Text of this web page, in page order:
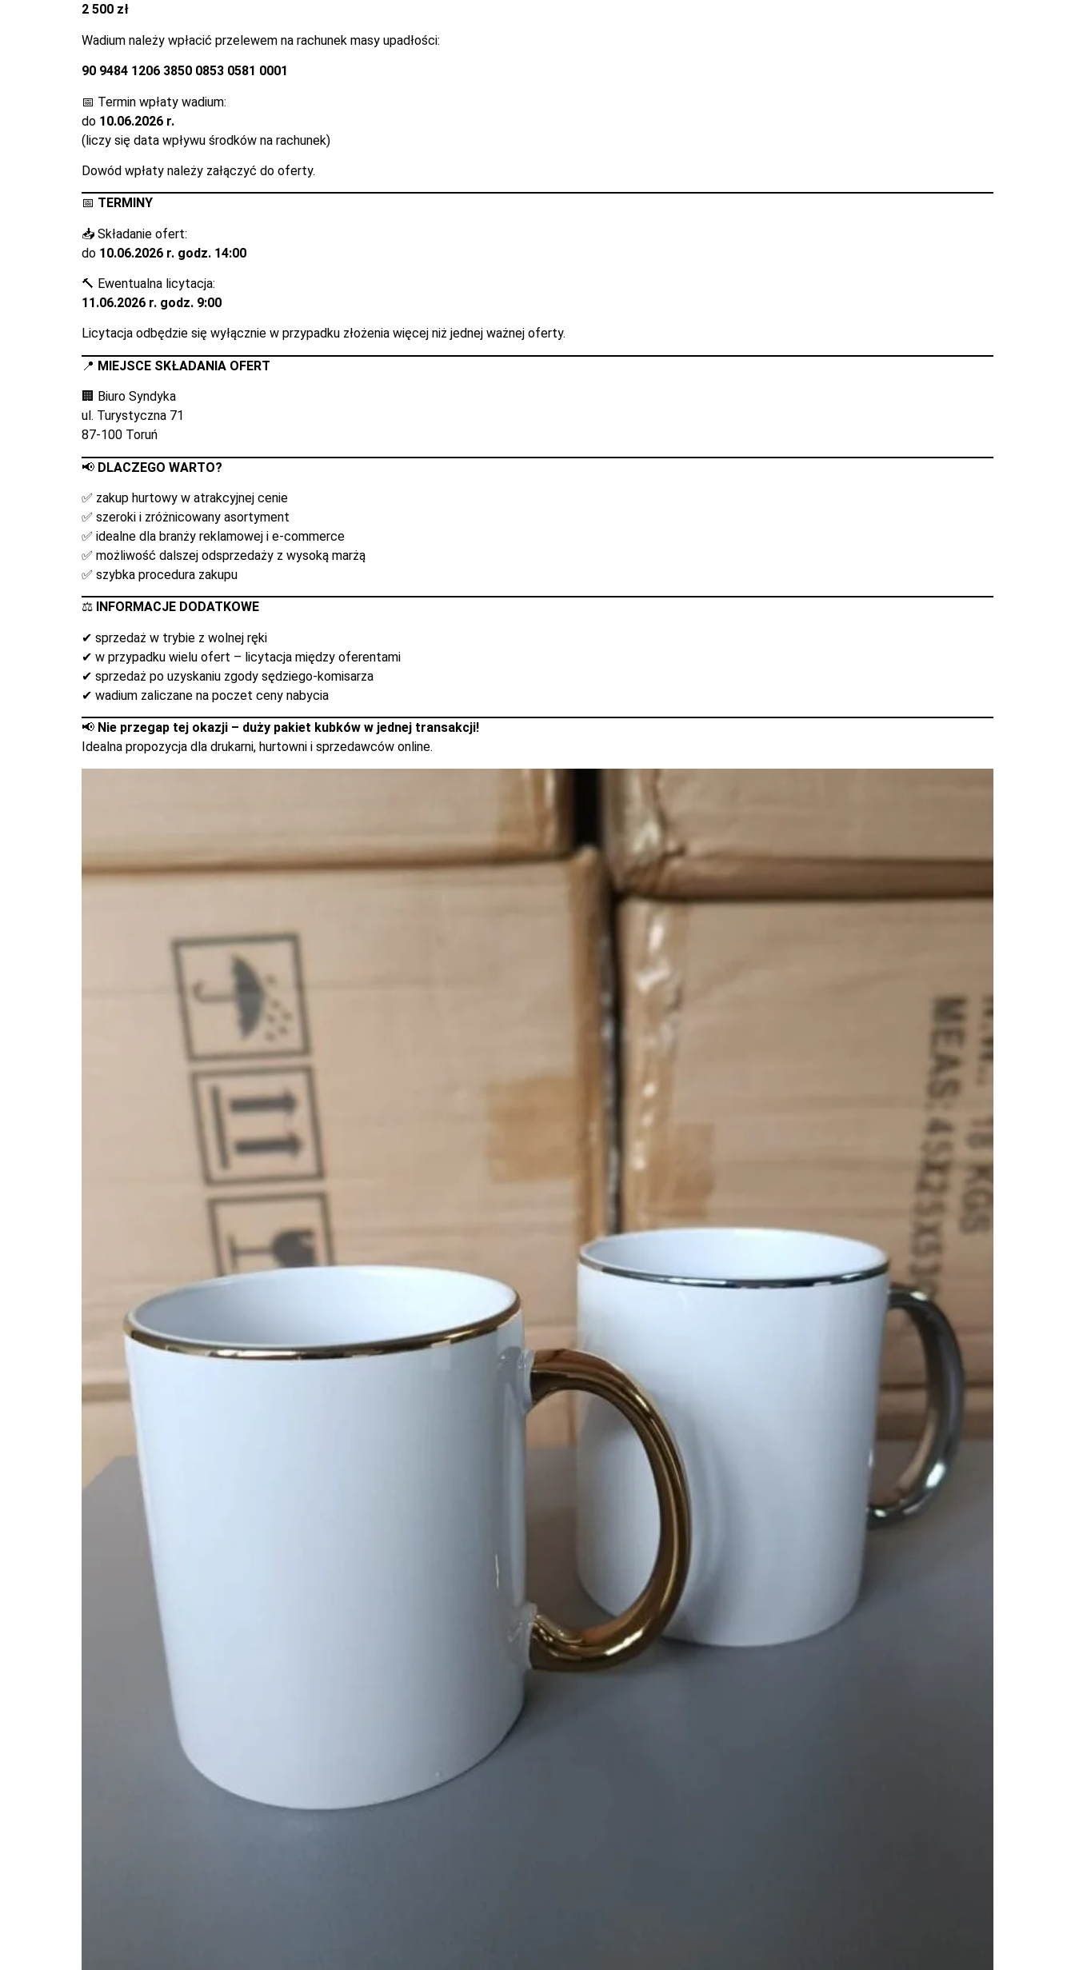
2 500 zł
Wadium należy wpłacić przelewem na rachunek masy upadłości:
90 9484 1206 3850 0853 0581 0001
📅 Termin wpłaty wadium:
do 10.06.2026 r.
(liczy się data wpływu środków na rachunek)
Dowód wpłaty należy załączyć do oferty.
📅 TERMINY
📥 Składanie ofert:
do 10.06.2026 r. godz. 14:00
🔨 Ewentualna licytacja:
11.06.2026 r. godz. 9:00
Licytacja odbędzie się wyłącznie w przypadku złożenia więcej niż jednej ważnej oferty.
📍 MIEJSCE SKŁADANIA OFERT
🏢 Biuro Syndyka
ul. Turystyczna 71
87-100 Toruń
📢 DLACZEGO WARTO?
✅ zakup hurtowy w atrakcyjnej cenie
✅ szeroki i zróżnicowany asortyment
✅ idealne dla branży reklamowej i e-commerce
✅ możliwość dalszej odsprzedaży z wysoką marżą
✅ szybka procedura zakupu
⚖️ INFORMACJE DODATKOWE
✔ sprzedaż w trybie z wolnej ręki
✔ w przypadku wielu ofert – licytacja między oferentami
✔ sprzedaż po uzyskaniu zgody sędziego-komisarza
✔ wadium zaliczane na poczet ceny nabycia
📢 Nie przegap tej okazji – duży pakiet kubków w jednej transakcji!
Idealna propozycja dla drukarni, hurtowni i sprzedawców online.